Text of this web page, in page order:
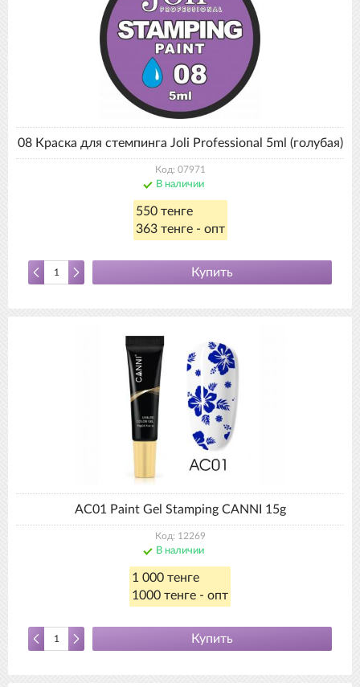
08 Краска для стемпинга Joli Professional 5ml (голубая)
Код: 07971
В наличии
550 тенге
363 тенге - опт
Купить
AC01 Paint Gel Stamping CANNI 15g
Код: 12269
В наличии
1 000 тенге
1000 тенге - опт
Купить